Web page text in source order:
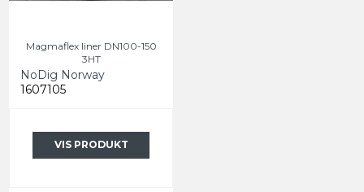
Magmaflex liner DN100-150
3HT
NoDig Norway
1607105
VIS PRODUKT